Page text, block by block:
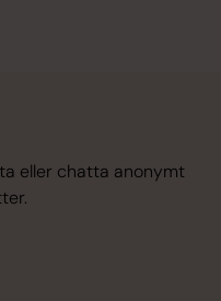
eller chatta anonymt